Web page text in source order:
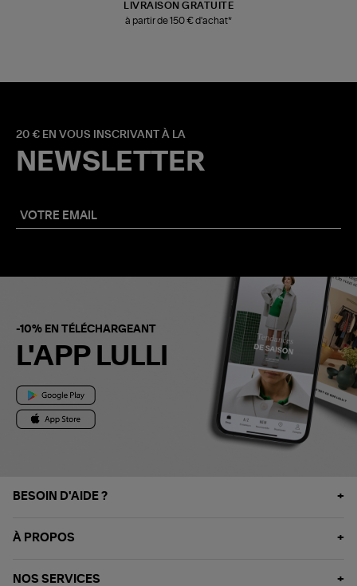
LIVRAISON GRATUITE
à partir de 150 € d'achat*
20 € EN VOUS INSCRIVANT À LA
NEWSLETTER
-10% EN TÉLÉCHARGEANT
L'APP LULLI
BESOIN D'AIDE ?
À PROPOS
NOS SERVICES